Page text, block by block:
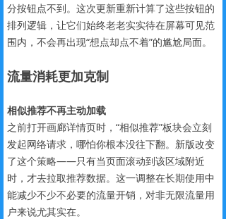
分按钮点不到。这次更新重新计算了这些按钮的
排列逻辑，让它们始终老老实实待在屏幕可见范
围内，不会再出现“想点却点不着”的尴尬局面。
流量消耗更加克制
相似推荐不再主动加载
之前打开画廊详情页时，“相似推荐”板块会立刻
发起网络请求，哪怕你根本没往下翻。新版改变
了这个策略——只有当页面滚动到该区域附近
时，才去拉取推荐数据。这一调整在长期使用中
能减少不少不必要的流量开销，对非无限流量用
户来说尤其实在。